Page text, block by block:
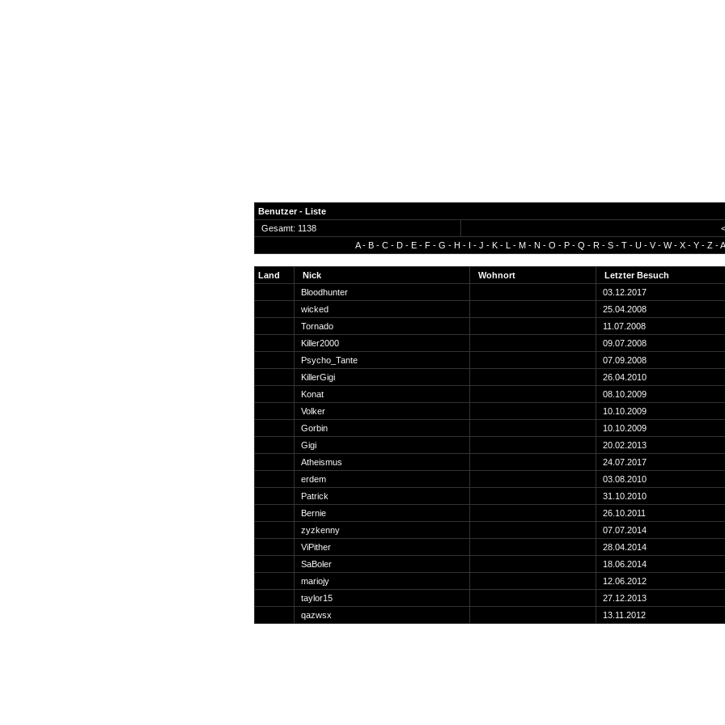
Benutzer - Liste
Gesamt: 1138
<
A- B - C - D - E - F - G - H - I - J - K - L - M - N - O - P - Q - R - S - T - U - V- W- X - Y - Z -
Land Nick Wohnort Letzter Besuch
Bloodhunter
03.12.2017
wicked
25.04.2008
Tornado
11.07.2008
Killer2000
09.07.2008
Psycho_Tante
07.09.2008
KillerGigi
26.04.2010
Konat
08.10.2009
Volker
10.10.2009
Gorbin
10.10.2009
Gigi
20.02.2013
Atheismus
24.07.2017
erdem
03.08.2010
Patrick
31.10.2010
Bernie
26.10.2011
zyzkenny
07.07.2014
ViPither
28.04.2014
SaBoler
18.06.2014
mariojy
12.06.2012
taylor15
27.12.2013
qazwsx
13.11.2012